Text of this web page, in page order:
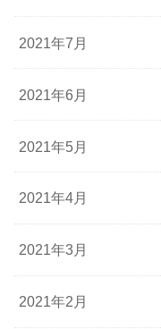
2021年7月
2021年6月
2021年5月
2021年4月
2021年3月
2021年2月